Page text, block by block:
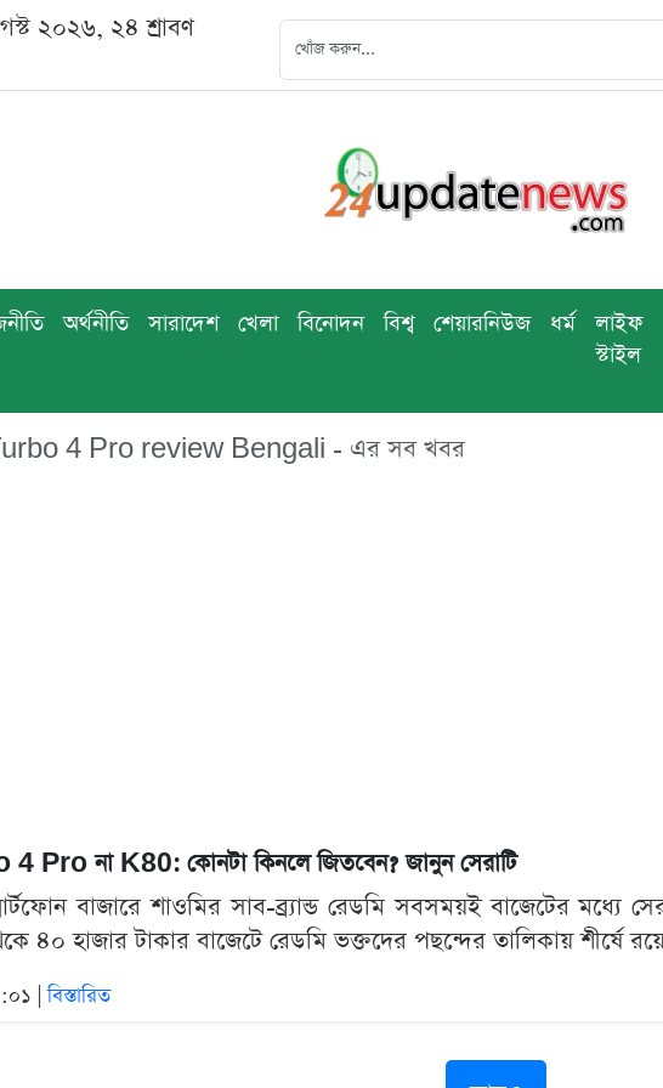
২০২৬, ২৪ শ্রাবণ
অর্থনীতি সারাদেশ খেলা বিনোদন বিশ্ব শেয়ারনিউজ ধর্ম
লাইফ
স্টাইল
4 Pro review Bengali - এর সব খবর
না K80: কোনটা কিনলে জিতবেন? জানুন সেরাটি
বাজারে শাওমির সাব-ব্র্যান্ড রেডমি সবসময়ই বাজেটের মধ্যে
৪০ হাজার টাকার বাজেটে রেডমি ভক্তদের পছন্দের তালিকায়
|বিস্তারিত